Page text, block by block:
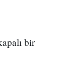
bir